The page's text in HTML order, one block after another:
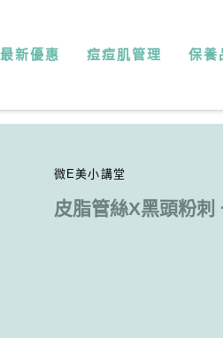
最新優惠 痘痘肌管理 保養
微E美小講堂
皮脂管絲X黑頭粉刺